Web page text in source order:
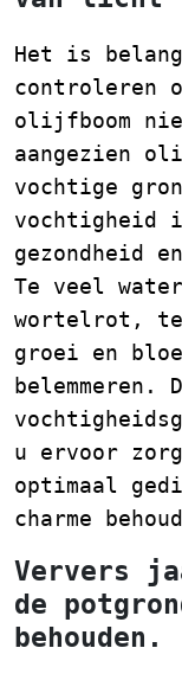
Het is
controleren
olijfboom
aangezien
vochtige
vochtigheid
gezondheid
Te veel
wortelrot,
groei en
u ervoor
optimaal
charme
Ververs
de
behouden.